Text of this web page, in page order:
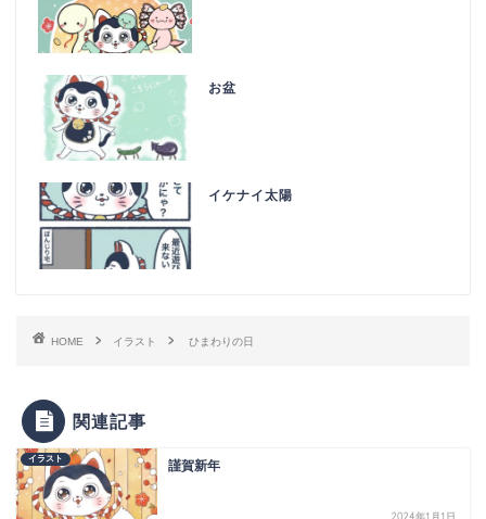
お盆
イケナイ太陽
HOME イラスト ひまわりの日
関連記事
イラスト 謹賀新年
2024年1月1日